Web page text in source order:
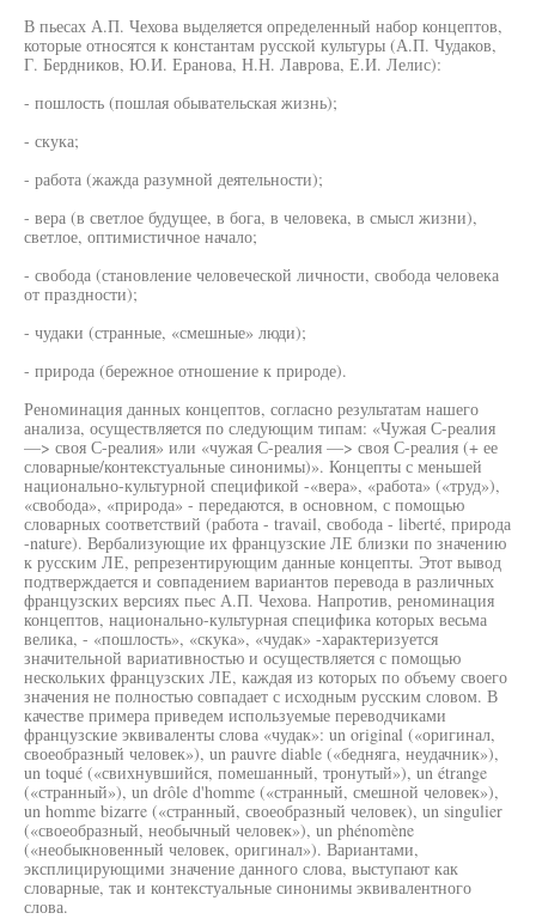
В пьесах А.П. Чехова выделяется определенный набор концептов,
которые относятся к константам русской культуры (А.П. Чудаков,
Г. Бердников, Ю.И. Еранова, Н.Н. Лаврова, Е.И. Лелис):
- пошлость (пошлая обывательская жизнь);
- скука;
- работа (жажда разумной деятельности);
- вера (в светлое будущее, в бога, в человека, в смысл жизни),
светлое, оптимистичное начало;
- свобода (становление человеческой личности, свобода человека
от праздности);
- чудаки (странные, «смешные» люди);
- природа (бережное отношение к природе).
Реноминация данных концептов, согласно результатам нашего
анализа, осуществляется по следующим типам: «Чужая С-реалия
—> своя С-реалия» или «чужая С-реалия —> своя С-реалия (+ ее
словарные/контекстуальные синонимы)». Концепты с меньшей
национально-культурной спецификой -«вера», «работа» («труд»),
«свобода», «природа» - передаются, в основном, с помощью
словарных соответствий (работа - travail, свобода - liberté, природа
-nature). Вербализующие их французские ЛЕ близки по значению
к русским ЛЕ, репрезентирующим данные концепты. Этот вывод
подтверждается и совпадением вариантов перевода в различных
французских версиях пьес А.П. Чехова. Напротив, реноминация
концептов, национально-культурная специфика которых весьма
велика, - «пошлость», «скука», «чудак» -характеризуется
значительной вариативностью и осуществляется с помощью
нескольких французских ЛЕ, каждая из которых по объему своего
значения не полностью совпадает с исходным русским словом. В
качестве примера приведем используемые переводчиками
французские эквиваленты слова «чудак»: un original («оригинал,
своеобразный человек»), un pauvre diable («бедняга, неудачник»),
un toqué («свихнувшийся, помешанный, тронутый»), un étrange
(«странный»), un drôle d'homme («странный, смешной человек»),
un homme bizarre («странный, своеобразный человек), un singulier
(«своеобразный, необычный человек»), un phénomène
(«необыкновенный человек, оригинал»). Вариантами,
эксплицирующими значение данного слова, выступают как
словарные, так и контекстуальные синонимы эквивалентного
слова.